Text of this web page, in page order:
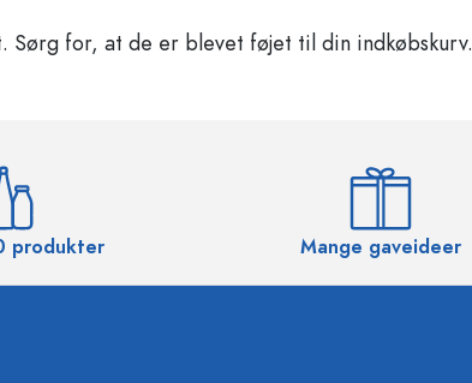
Sørg for, at de er blevet føjet til din indkøbskurv.
produkter Mange gaveideer